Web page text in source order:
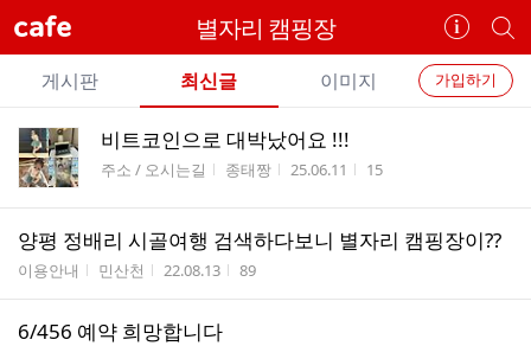
cafe 별자리 캠핑장
카
페
정
보
개
별
카
페
카
페
메
뉴
가입하기
게시판 최신글 이미지
전
체
글
리
비트코인으로 대박났어요 !!!
게시판명
주소 / 오시는길 작성자
종태짱 작성시간
25.06.11 조회수
15
양평 정배리 시골여행 검색하다보니 별자리 캠핑장이??
게시판명
이용안내 작성자
민산천 작성시간
22.08.13 조회수
89
6/456 예약 희망합니다